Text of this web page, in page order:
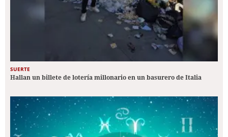
SUERTE
Hallan un billete de lotería millonario en un basurero de Italia